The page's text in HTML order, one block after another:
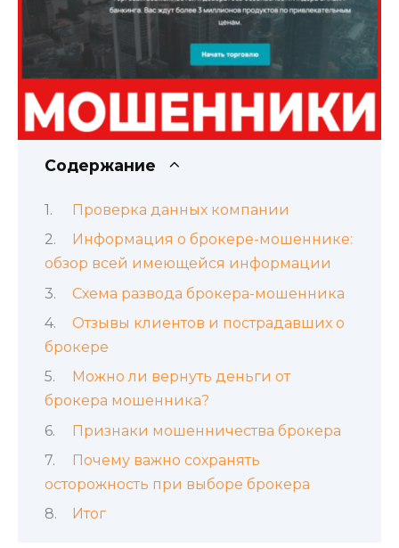
Содержание
Проверка данных компании
Информация о брокере-мошеннике:
обзор всей имеющейся информации
Схема развода брокера-мошенника
Отзывы клиентов и пострадавших о
брокере
Можно ли вернуть деньги от
брокера мошенника?
Признаки мошенничества брокера
Почему важно сохранять
осторожность при выборе брокера
Итог